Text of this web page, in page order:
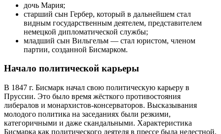
дочь Мария;
старший сын Гербер, который в дальнейшем стал
видным государственным деятелем, представителем
немецкой дипломатической службы;
младший сын Вильгельм — стал юристом, членом
партии, созданной Бисмарком.
Начало политической карьеры
В 1847 г. Бисмарк начал свою политическую карьеру в
Пруссии. Это было время жёсткого противостояния
либералов и монархистов-консерваторов. Высказывания
молодого политика на заседаниях были резкими,
категоричными и даже скандальными. Характеристика
Бисмарка как политического деятеля в прессе была нелестной.